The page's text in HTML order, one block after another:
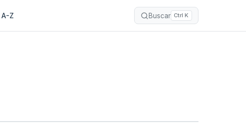
A-Z Buscar Ctrl K